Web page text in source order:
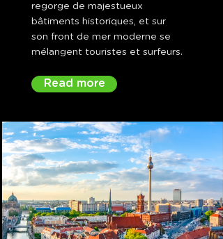
regorge de majestueux
bâtiments historiques, et sur
son front de mer moderne se
mélangent touristes et surfeurs.
Read more